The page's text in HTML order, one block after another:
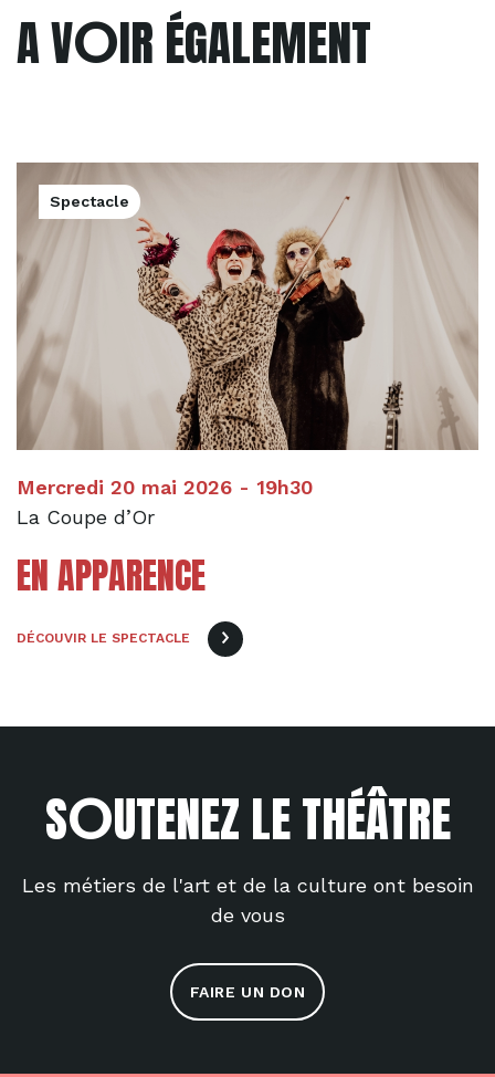
A VOIR ÉGALEMENT
Spectacle
Mercredi 20 mai 2026 - 19h30
La Coupe d’Or
EN APPARENCE
DÉCOUVIR LE SPECTACLE
SOUTENEZ LE THÉÂTRE
Les métiers de l'art et de la culture ont besoin
de vous
FAIRE UN DON